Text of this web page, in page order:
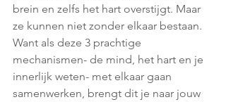
brein en zelfs het hart overstijgt. Maar
ze kunnen niet zonder elkaar bestaan.
Want als deze 3 prachtige
mechanismen- de mind, het hart en je
innerlijk weten- met elkaar gaan
samenwerken, brengt dit je naar jouw